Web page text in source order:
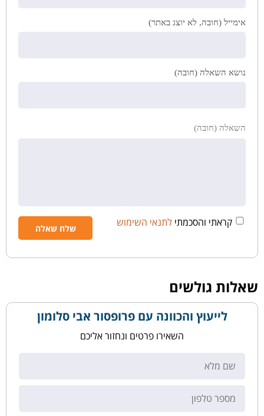
אימייל (חובה, לא יוצג באתר)
נושא השאלה (חובה)
השאלה (חובה)
קראתי והסכמתי לתנאי השימוש
שאלות גולשים
לייעוץ והכוונה עם פרופסור אבי סלומון
השאירו פרטים ונחזור אליכם